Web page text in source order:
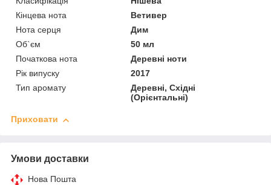
Кінцева нота
Ветивер
Нота серця
Дим
Об`єм
50 мл
Початкова нота
Деревні ноти
Рік випуску
2017
Тип аромату
Деревні, Східні
(Орієнтальні)
Приховати
Умови доставки
Нова Пошта